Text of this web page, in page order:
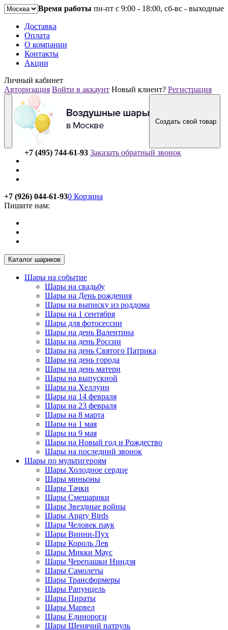
Время работы пн-пт с 9:00 - 18:00, сб-вс - выходные
Доставка
Оплата
О компании
Контакты
Акции
Личный кабинет
Авторизация Войти в аккаунт Новый клиент? Регистрация
Создать свой товар
+7 (495) 744-61-93 Заказать обратный звонок
+7 (926) 044-61-93
Пишите нам:
0 Корзина
Каталог шариков
Шары на событие
Шары на свадьбу
Шары на День рождения
Шары на выписку из роддома
Шары на 1 сентября
Шары для фотосессии
Шары на день Валентина
Шары на день России
Шары на день Святого Патрика
Шары на день города
Шары на день матери
Шары на выпускной
Шары на Хеллуин
Шары на 14 февраля
Шары на 23 февраля
Шары на 8 марта
Шары на 1 мая
Шары на 9 мая
Шары на Новый год и Рождество
Шары на последний звонок
Шары по мультигероям
Шары Холодное сердце
Шары миньоны
Шары Тачки
Шары Смешарики
Шары Звездные войны
Шары Angry Birds
Шары Человек паук
Шары Винни-Пух
Шары Король Лев
Шары Микки Маус
Шары Черепашки Ниндзя
Шары Самолеты
Шары Трансформеры
Шары Рапунцель
Шары Пираты
Шары Марвел
Шары Единороги
Шары Щенячий патруль